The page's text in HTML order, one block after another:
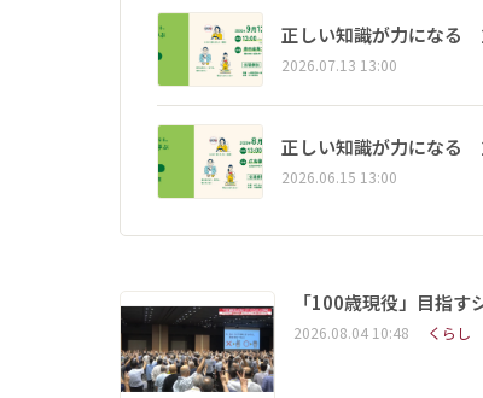
正しい知識が力になる
2026.07.13 13:00
正しい知識が力になる
2026.06.15 13:00
「100歳現役」目指
2026.08.04 10:48 くらし